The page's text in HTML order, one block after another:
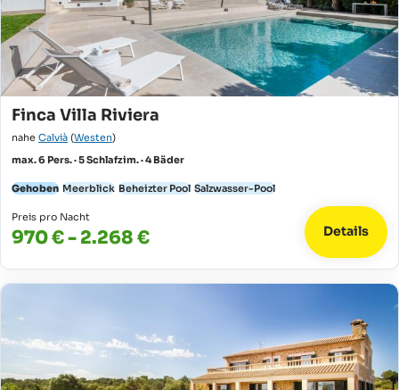
Finca Villa Riviera
nahe Calvià (Westen)
max. 6 Pers. · 5 Schlafzim. · 4 Bäder
Gehoben Meerblick Beheizter Pool Salzwasser-Pool
Preis pro Nacht
970 € - 2.268 € Details